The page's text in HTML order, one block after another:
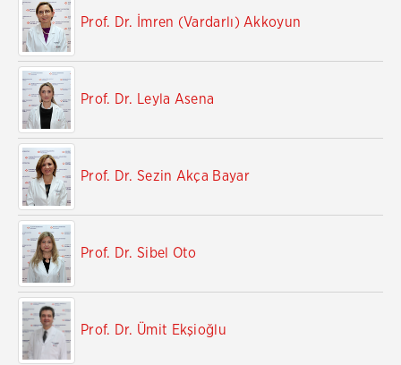
Prof. Dr. İmren (Vardarlı) Akkoyun
Prof. Dr. Leyla Asena
Prof. Dr. Sezin Akça Bayar
Prof. Dr. Sibel Oto
Prof. Dr. Ümit Ekşioğlu